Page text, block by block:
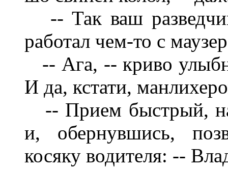
-- Так ваш
работал чем-то с
-- Ага, -- криво
И да, кстати,
-- Прием быстрый,
и, обернувшись,
косяку водителя: --